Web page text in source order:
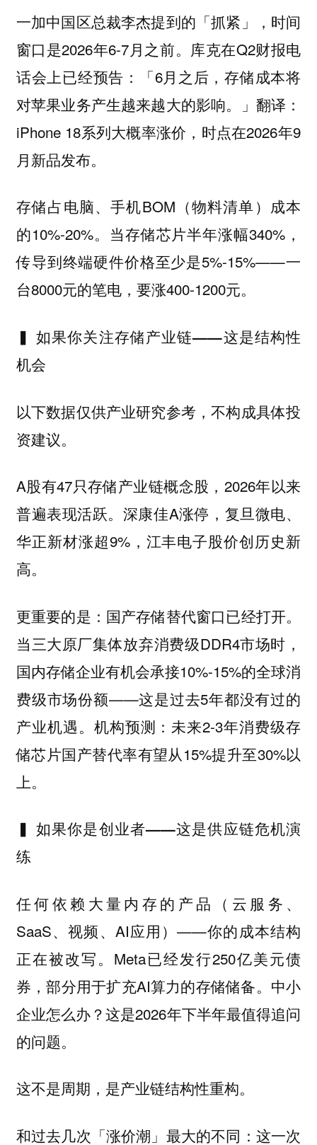
一加中国区总裁李杰提到的「抓紧」，时间
窗口是2026年6-7月之前。库克在Q2财报电
话会上已经预告：「6月之后，存储成本将
对苹果业务产生越来越大的影响。」翻译：
iPhone 18系列大概率涨价，时点在2026年9
月新品发布。
存储占电脑、手机BOM（物料清单）成本
的10%-20%。当存储芯片半年涨幅340%，
传导到终端硬件价格至少是5%-15%——一
台8000元的笔电，要涨400-1200元。
▍ 如果你关注存储产业链——这是结构性
机会
以下数据仅供产业研究参考，不构成具体投
资建议。
A股有47只存储产业链概念股，2026年以来
普遍表现活跃。深康佳A涨停，复旦微电、
华正新材涨超9%，江丰电子股价创历史新
高。
更重要的是：国产存储替代窗口已经打开。
当三大原厂集体放弃消费级DDR4市场时，
国内存储企业有机会承接10%-15%的全球消
费级市场份额——这是过去5年都没有过的
产业机遇。机构预测：未来2-3年消费级存
储芯片国产替代率有望从15%提升至30%以
上。
▍ 如果你是创业者——这是供应链危机演
练
任何依赖大量内存的产品（云服务、
SaaS、视频、AI应用）——你的成本结构
正在被改写。Meta已经发行250亿美元债
券，部分用于扩充AI算力的存储储备。中小
企业怎么办？这是2026年下半年最值得追问
的问题。
这不是周期，是产业链结构性重构。
和过去几次「涨价潮」最大的不同：这一次